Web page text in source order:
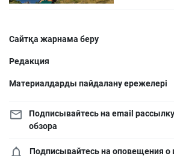
Сайтқа жарнама беру
Редакция
Материалдарды пайдалану ережелері
Подписывайтесь на email
обзора
Подписывайтесь на оповещения